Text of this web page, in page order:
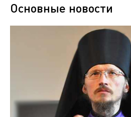
Основные новости